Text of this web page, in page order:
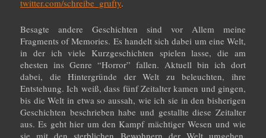
twitter.com/schreibe_grufty.
Besagte andere Geschichten sind vor Allem meine
Fragments of Memories. Es handelt sich dabei um eine Welt,
in der ich viele Kurzgeschichten spielen lasse, die am
ehesten ins Genre “Horror” fallen. Aktuell bin ich dort
dabei, die Hintergründe der Welt zu beleuchten, ihre
Entstehung. Ich weiß, dass fünf Zeitalter kamen und gingen,
bis die Welt in etwa so aussah, wie ich sie in den bisherigen
Geschichten beschrieben habe und gestallte diese Zeitalter
aus. Es geht hier um den Kampf mächtiger Wesen und wie
sie mit den sterblichen Bewohnern der Welt umgehen.